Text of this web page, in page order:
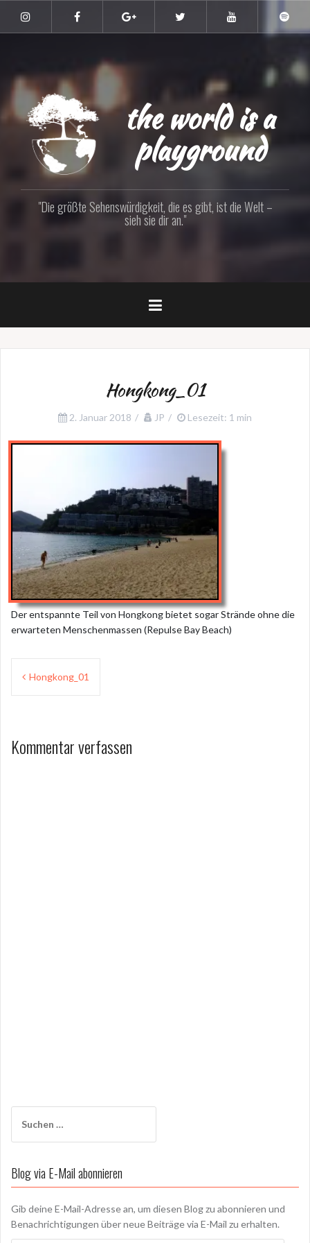
Inhalt
springen
Instagram Facebook YouTube
the world is a
playground
"Die größte Sehenswürdigkeit, die es gibt, ist die Welt –
sieh sie dir an."
Hongkong_01
2. Januar 2018 JP Lesezeit: 1 min
Der entspannte Teil von Hongkong bietet sogar Strände ohne die
erwarteten Menschenmassen (Repulse Bay Beach)
Beitragsnavigation
Hongkong_01
Kommentar verfassen
nach:
Blog via E-Mail abonnieren
Gib deine E-Mail-Adresse an, um diesen Blog zu abonnieren und
Benachrichtigungen über neue Beiträge via E-Mail zu erhalten.